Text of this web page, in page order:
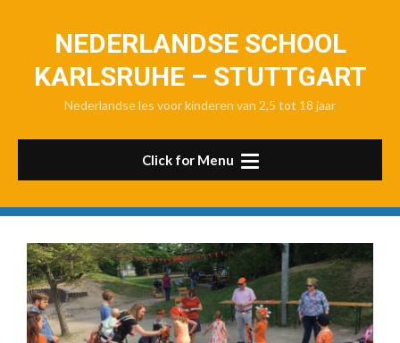
content
NEDERLANDSE SCHOOL
KARLSRUHE – STUTTGART
Nederlandse les voor kinderen van 2,5 tot 18 jaar
Click for Menu